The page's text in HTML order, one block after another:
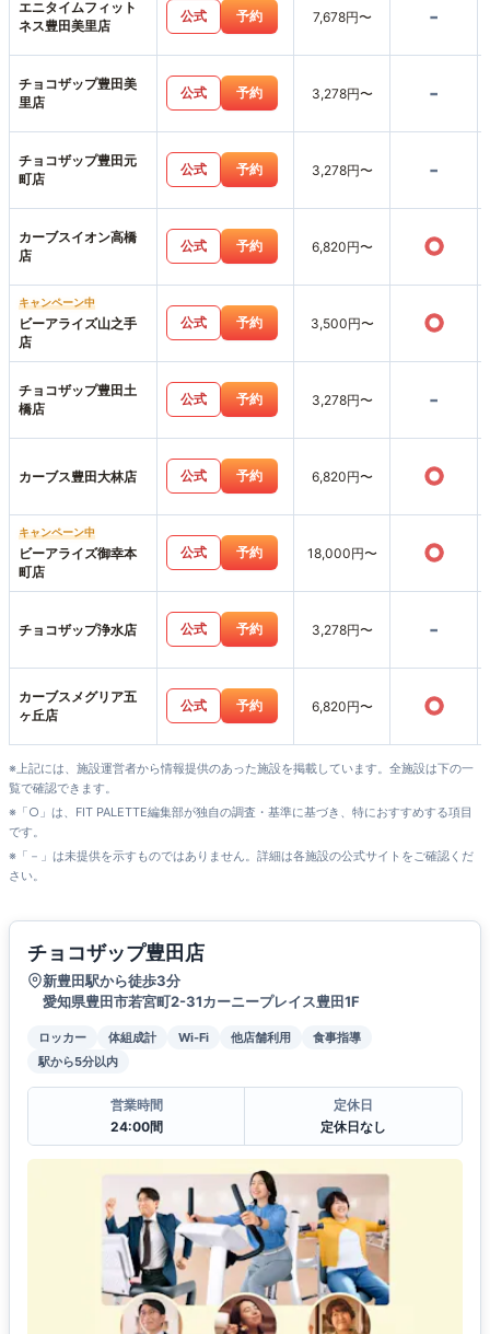
エニタイムフィット
ネス豊田美里店
公式 予約 7,678円〜 -
チョコザップ豊田美
里店
公式 予約 3,278円〜 -
チョコザップ豊田元
町店
公式 予約 3,278円〜 -
カーブスイオン高橋
店
公式 予約 6,820円〜 ○
キャンペーン中
ビーアライズ山之手
店
公式 予約 3,500円〜 ○
チョコザップ豊田土
橋店
公式 予約 3,278円〜 -
カーブス豊田大林店 公式 予約 6,820円〜 ○
キャンペーン中
ビーアライズ御幸本
町店
公式 予約 18,000円〜 ○
チョコザップ浄水店 公式 予約 3,278円〜 -
カーブスメグリア五
ヶ丘店
公式 予約 6,820円〜 ○
※上記には、施設運営者から情報提供のあった施設を掲載しています。全施設は下の一
覧で確認できます。
※「○」は、FIT PALETTE編集部が独自の調査・基準に基づき、特におすすめする項目
です。
※「－」は未提供を示すものではありません。詳細は各施設の公式サイトをご確認くだ
さい。
チョコザップ豊田店
新豊田駅から徒歩3分
愛知県豊田市若宮町2-31カーニープレイス豊田1F
ロッカー 体組成計 Wi-Fi 他店舗利用
食事指導
駅から5分以内
営業時間
24:00間
定休日
定休日なし